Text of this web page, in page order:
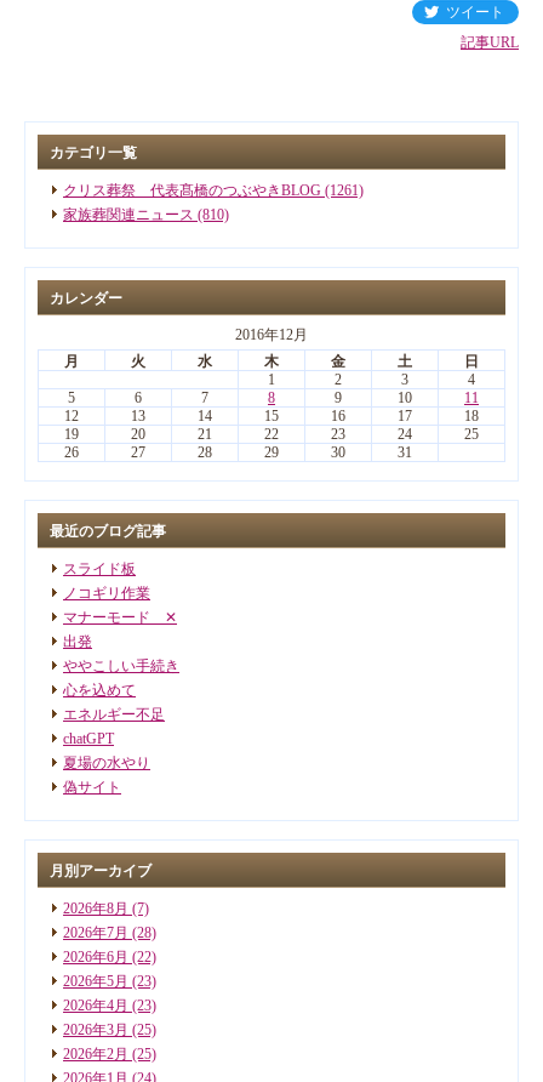
ツイート
記事URL
カテゴリ一覧
クリス葬祭 代表髙橋のつぶやきBLOG (1261)
家族葬関連ニュース (810)
カレンダー
2016年12月
月
火 水 木 金 土
日
1
2 3
4
5
6 7 8 9 10
11
12
13 14 15 16 17
18
19
20 21 22 23 24
25
26
27 28 29 30 31
最近のブログ記事
スライド板
ノコギリ作業
マナーモード ✕
出発
ややこしい手続き
心を込めて
エネルギー不足
chatGPT
夏場の水やり
偽サイト
月別アーカイブ
2026年8月 (7)
2026年7月 (28)
2026年6月 (22)
2026年5月 (23)
2026年4月 (23)
2026年3月 (25)
2026年2月 (25)
2026年1月 (24)